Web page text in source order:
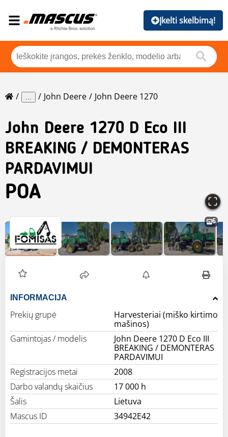
Įkelti skelbimą!
... John Deere John Deere 1270
John Deere 1270 D Eco III
BREAKING / DEMONTERAS
PARDAVIMUI
POA
6
INFORMACIJA
Prekių grupė
Harvesteriai (miško kirtimo
mašinos)
Gamintojas / modelis
John Deere 1270 D Eco III
BREAKING / DEMONTERAS
PARDAVIMUI
Registracijos metai
2008
Darbo valandų skaičius
17 000 h
Šalis
Lietuva
Mascus ID
34942E42